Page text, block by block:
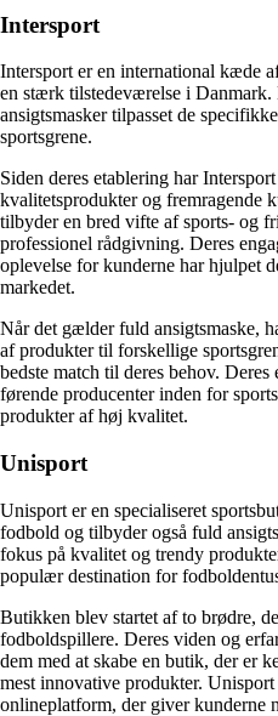
Intersport
Intersport er en international kæde
en stærk tilstedeværelse i
ansigtsmasker tilpasset de
sportsgrene.
Siden deres etablering har
kvalitetsprodukter og fremragende
tilbyder en bred vifte af sports- og
professionel rådgivning. Deres
oplevelse for kunderne har hjulpet
markedet.
Når det gælder fuld ansigtsmaske,
af produkter til forskellige
bedste match til deres behov. Deres
førende producenter inden for
produkter af høj kvalitet.
Unisport
Unisport er en specialiseret
fodbold og tilbyder også fuld
fokus på kvalitet og trendy
populær destination for
Butikken blev startet af to brødre,
fodboldspillere. Deres viden og
dem med at skabe en butik, der er
mest innovative produkter.
onlineplatform, der giver kunderne